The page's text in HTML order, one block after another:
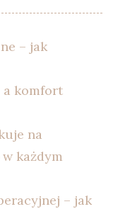
– jak
a komfort
na
każdym
– jak